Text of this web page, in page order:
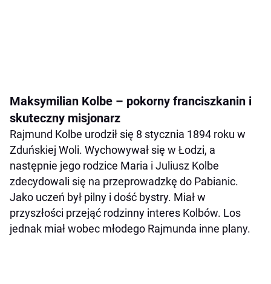
Maksymilian Kolbe – pokorny franciszkanin i
skuteczny misjonarz
Rajmund Kolbe urodził się 8 stycznia 1894 roku w
Zduńskiej Woli. Wychowywał się w Łodzi, a
następnie jego rodzice Maria i Juliusz Kolbe
zdecydowali się na przeprowadzkę do Pabianic.
Jako uczeń był pilny i dość bystry. Miał w
przyszłości przejąć rodzinny interes Kolbów. Los
jednak miał wobec młodego Rajmunda inne plany.